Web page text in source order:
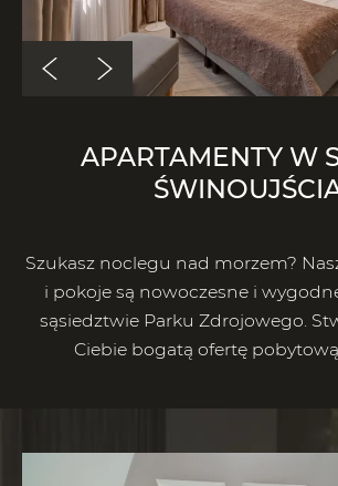
APARTAMENTY W
Szukasz noclegu nad morzem?
i pokoje są nowoczesne i
sąsiedztwie Parku Zdrojowego.
Ciebie bogatą ofertę